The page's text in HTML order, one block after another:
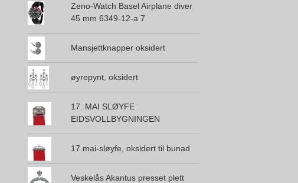
Zeno-Watch Basel Airplane diver
45 mm 6349-12-a 7
Mansjettknapper oksidert
øyrepynt, oksidert
17. MAI SLØYFE
EIDSVOLLBYGNINGEN
17.mai-sløyfe, oksidert til bunad
Veskelås Akantus presset plett